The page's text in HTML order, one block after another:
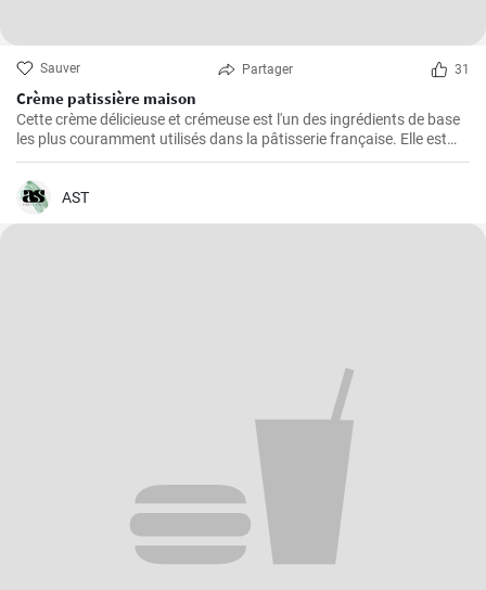
Sauver Partager 31
Crème patissière maison
Cette crème délicieuse et crémeuse est l'un des ingrédients de base
les plus couramment utilisés dans la pâtisserie française. Elle est
utilisée dans une grande variété de desserts tels que les éclairs, les
tartes, les choux à la crème, les chaussons...
AST